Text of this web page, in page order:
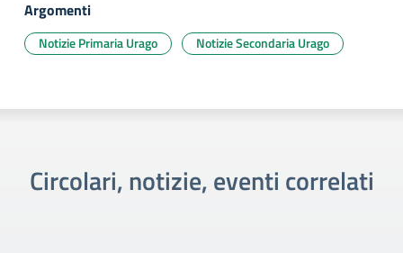
Argomenti
Notizie Primaria Urago Notizie Secondaria Urago
Circolari, notizie, eventi correlati